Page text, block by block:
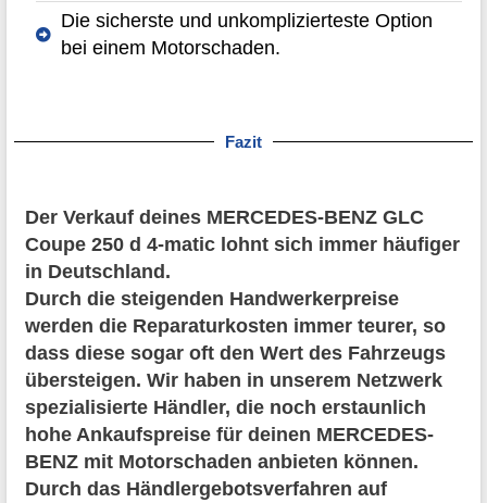
Die sicherste und unkomplizierteste Option
bei einem Motorschaden.
Fazit
Der Verkauf deines MERCEDES-BENZ GLC
Coupe 250 d 4-matic lohnt sich immer häufiger
in Deutschland.
Durch die steigenden Handwerkerpreise
werden die Reparaturkosten immer teurer, so
dass diese sogar oft den Wert des Fahrzeugs
übersteigen. Wir haben in unserem Netzwerk
spezialisierte Händler, die noch erstaunlich
hohe Ankaufspreise für deinen MERCEDES-
BENZ mit Motorschaden anbieten können.
Durch das Händlergebotsverfahren auf